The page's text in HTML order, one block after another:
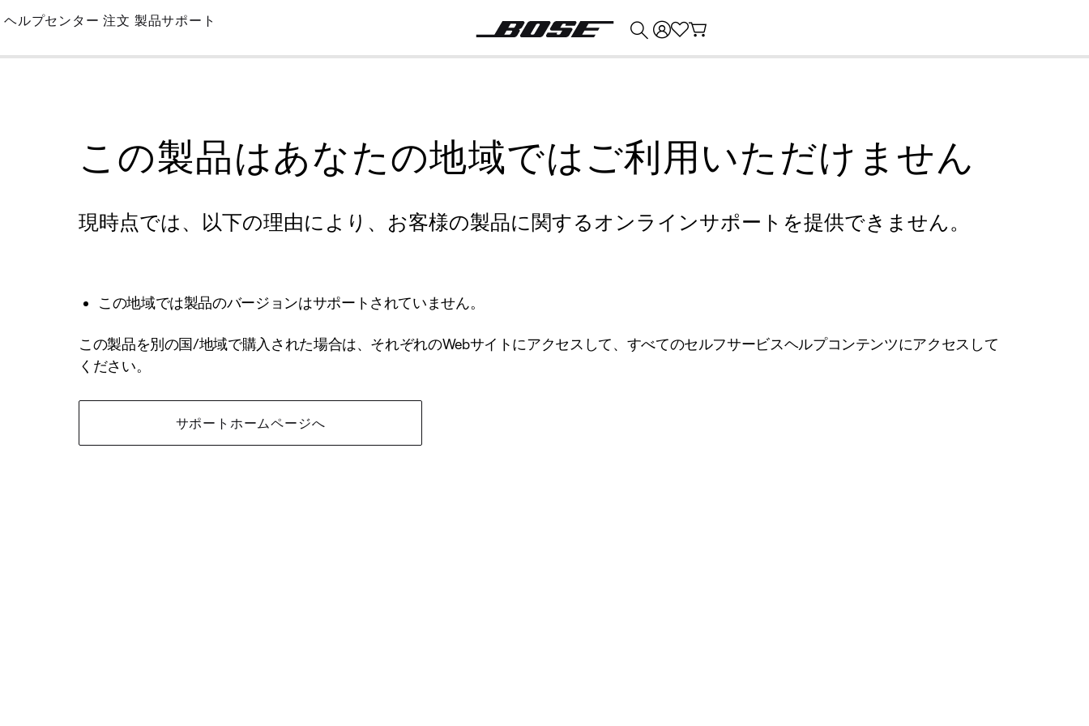
Skip
Main
ヘルプセンター 注文 製品サポート
この製品はあなたの地域ではご利用いただけません
現時点では、以下の理由により、お客様の製品に関するオンラインサポートを提供できません。
この地域では製品のバージョンはサポートされていません。
この製品を別の国/地域で購入された場合は、それぞれのWebサイトにアクセスして、すべてのセルフサービスヘルプコンテンツにアクセスして
ください。
サポートホームページへ